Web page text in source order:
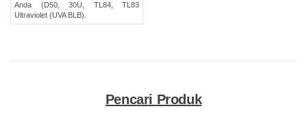
Anda (D50, 30U, TL84, TL83
Ultraviolet (UVA BLB).
Pencari Produk